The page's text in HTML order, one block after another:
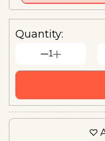
Quantity:
1